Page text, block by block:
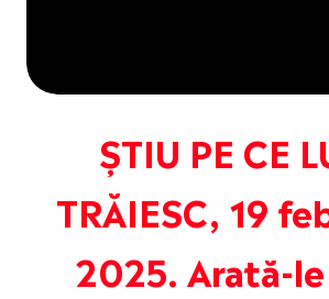
ȘTIU PE CE
TRĂIESC, 19
2025. Arată-